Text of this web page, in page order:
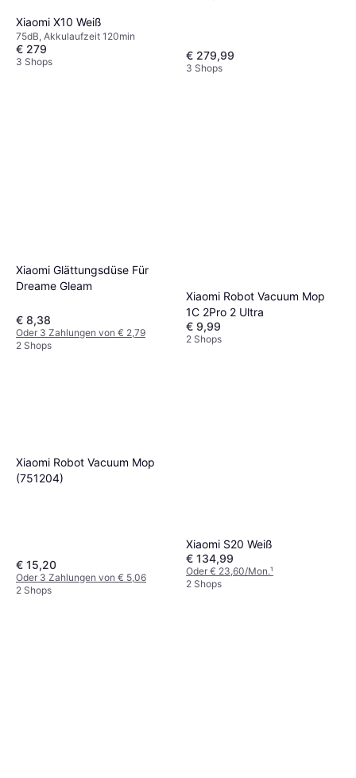
Xiaomi X10 Weiß
75dB, Akkulaufzeit 120min
€ 279
3 Shops € 279,99
3 Shops
Xiaomi Glättungsdüse Für
Dreame Gleam
€ 8,38
Oder 3 Zahlungen von € 2,79
2 Shops
Xiaomi Robot Vacuum Mop
1C 2Pro 2 Ultra
€ 9,99
2 Shops
Xiaomi Robot Vacuum Mop
(751204)
€ 15,20
Oder 3 Zahlungen von € 5,06
2 Shops
Xiaomi S20 Weiß
€ 134,99
Oder € 23,60/Mon.¹
2 Shops